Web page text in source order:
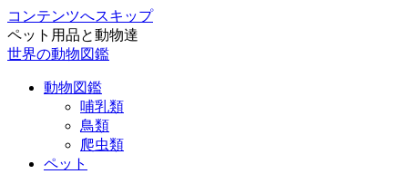
コンテンツへスキップ
ペット用品と動物達
世界の動物図鑑
動物図鑑
哺乳類
鳥類
爬虫類
ペット